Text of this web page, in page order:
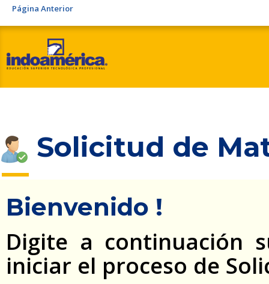
Página Anterior
Solicitud de
Bienvenido !
Digite a continuación
iniciar el proceso de